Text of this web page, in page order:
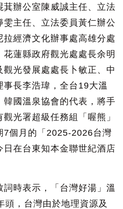
萁辦公室陳威誠主任、立法
主任、立法委員黃仁辦公
經濟文化辦事處高雄分處
蓮縣政府觀光處處長余明
光發展處處長卜敏正、中
長李浩瑋，全台19大溫
韓國溫泉協會的代表，將手
光署超級任務組「喔熊」
7個月的「2025-2026台灣
在台東知本金聯世紀酒店
時表示，「台灣好湯」溫
頭，台灣由於地理資源及